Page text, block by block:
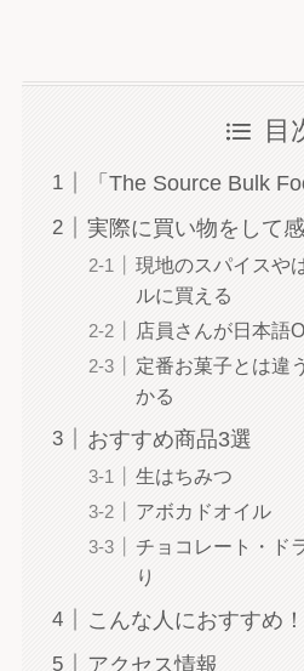
目
「The Source Bulk
実際に買い物をして
現地のスパイスや
ルに買える
店員さんが日本語
定番お菓子とは違
かる
おすすめ商品3選
生はちみつ
アボカドオイル
チョコレート・ド
り
こんな人におすすめ！
アクセス情報